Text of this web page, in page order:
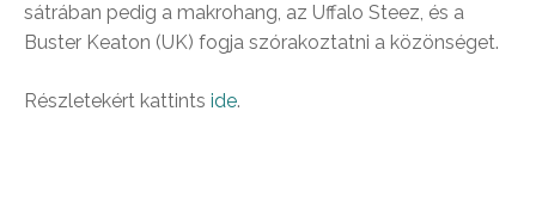
sátrában pedig a makrohang, az Uffalo Steez, és a
Buster Keaton (UK) fogja szórakoztatni a közönséget.
Részletekért kattints ide.